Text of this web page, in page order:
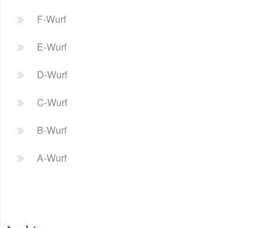
F-Wurf
E-Wurf
D-Wurf
C-Wurf
B-Wurf
A-Wurf